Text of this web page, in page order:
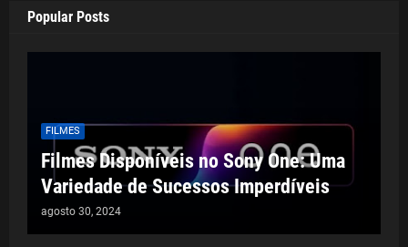
Popular Posts
FILMES
Filmes Disponíveis no Sony One: Uma
Variedade de Sucessos Imperdíveis
agosto 30, 2024